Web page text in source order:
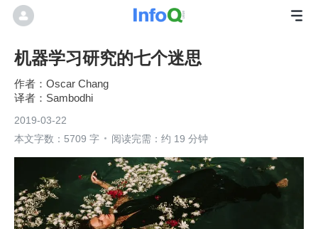
机器学习研究的七个迷思
Oscar Chang
Sambodhi
2019-03-22
本文字数：5709 字
阅读完需：约 19 分钟